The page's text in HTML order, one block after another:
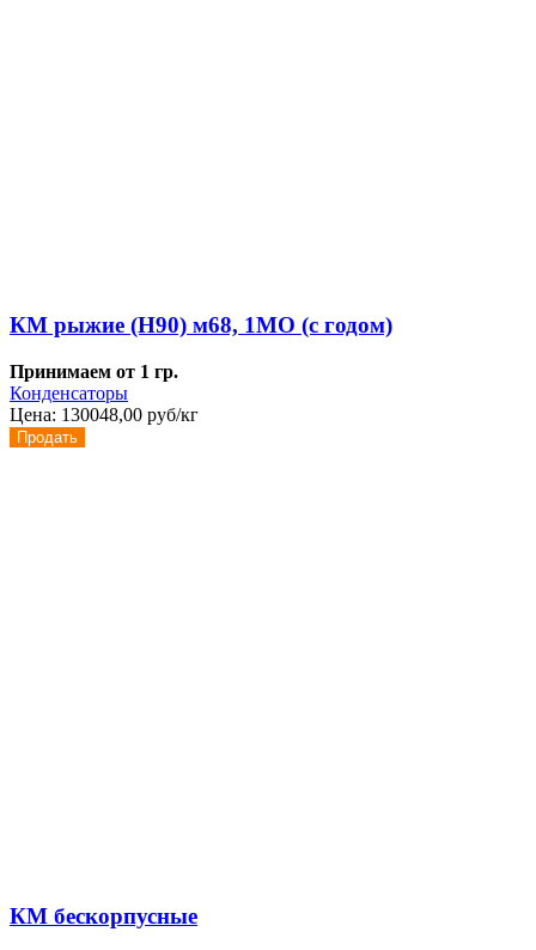
КМ рыжие (Н90) м68, 1МО (с годом)
Принимаем от 1 гр.
Конденсаторы
Цена: 130048,00 руб/кг
Продать
КМ бескорпусные